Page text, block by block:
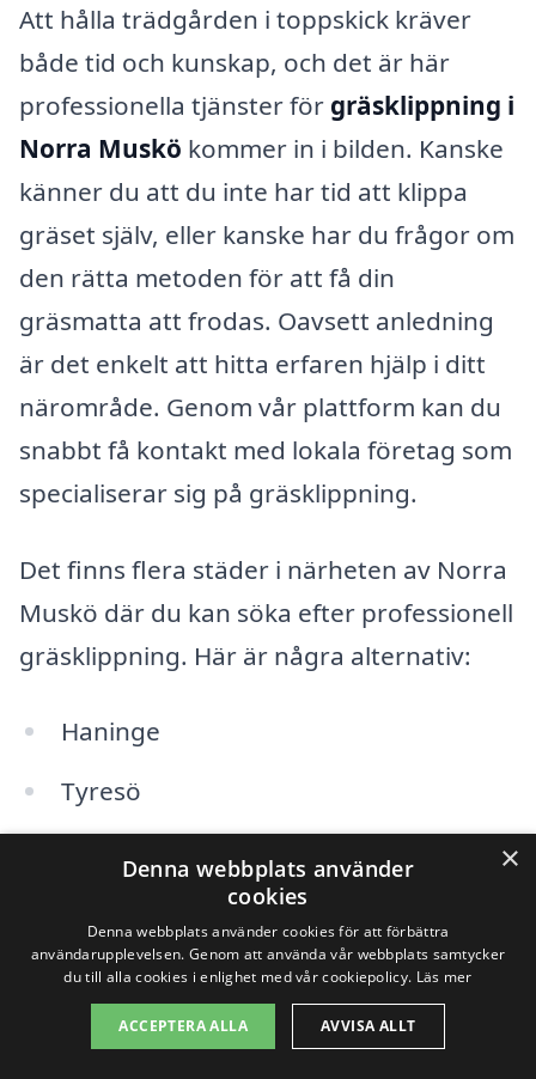
Att hålla trädgården i toppskick kräver
både tid och kunskap, och det är här
professionella tjänster för gräsklippning i
Norra Muskö kommer in i bilden. Kanske
känner du att du inte har tid att klippa
gräset själv, eller kanske har du frågor om
den rätta metoden för att få din
gräsmatta att frodas. Oavsett anledning
är det enkelt att hitta erfaren hjälp i ditt
närområde. Genom vår plattform kan du
snabbt få kontakt med lokala företag som
specialiserar sig på gräsklippning.
Det finns flera städer i närheten av Norra
Muskö där du kan söka efter professionell
gräsklippning. Här är några alternativ:
Haninge
Tyresö
Sundbyberg
Botkyrka
×
Denna webbplats använder
cookies
Denna webbplats använder cookies för att förbättra
användarupplevelsen. Genom att använda vår webbplats samtycker
du till alla cookies i enlighet med vår cookiepolicy. Läs mer
ACCEPTERA ALLA AVVISA ALLT